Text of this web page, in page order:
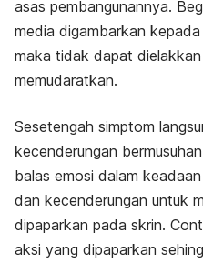
asas pembangunannya.
media digambarkan
maka tidak dapat
memudaratkan.
Sesetengah simptom
kecenderungan
balas emosi dalam
dan kecenderungan untuk
dipaparkan pada skrin.
aksi yang dipaparkan